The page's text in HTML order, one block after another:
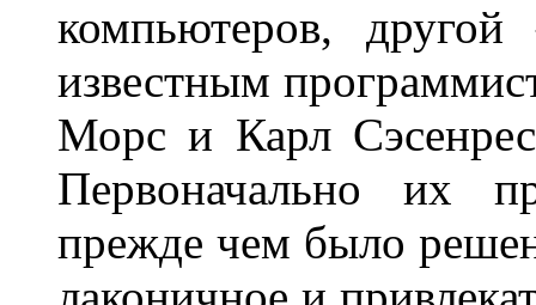
компьютеров,
известным
Морс и Карл
Первоначально их
прежде чем было